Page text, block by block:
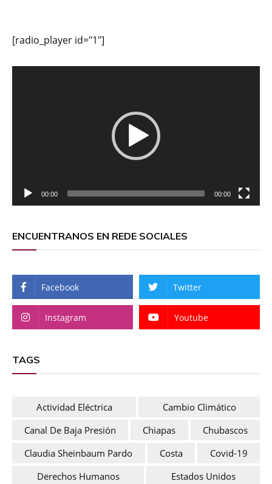
[radio_player id="1"]
00:00 00:00
ENCUENTRANOS EN REDE SOCIALES
Facebook Twitter
Instagram Youtube
TAGS
Actividad Eléctrica
Cambio Climático
Canal De Baja Presión
Chiapas
Chubascos
Claudia Sheinbaum Pardo
Costa
Covid-19
Derechos Humanos
Estados Unidos